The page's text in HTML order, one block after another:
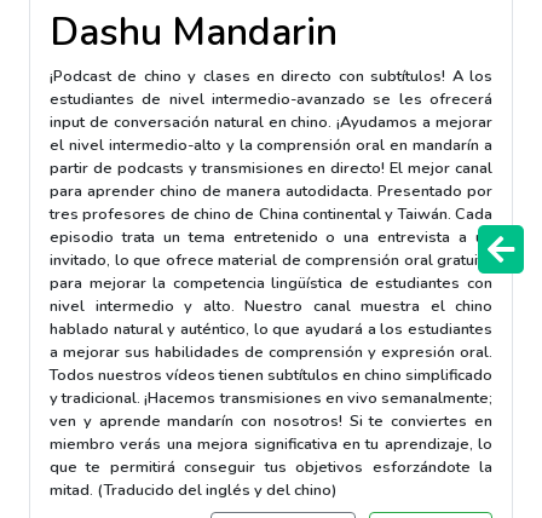
Dashu Mandarin
¡Podcast de chino y clases en directo con subtítulos! A los
estudiantes de nivel intermedio-avanzado se les ofrecerá
input de conversación natural en chino. ¡Ayudamos a mejorar
el nivel intermedio-alto y la comprensión oral en mandarín a
partir de podcasts y transmisiones en directo! El mejor canal
para aprender chino de manera autodidacta. Presentado por
tres profesores de chino de China continental y Taiwán. Cada
episodio trata un tema entretenido o una entrevista a un
invitado, lo que ofrece material de comprensión oral gratuito
para mejorar la competencia lingüística de estudiantes con
nivel intermedio y alto. Nuestro canal muestra el chino
hablado natural y auténtico, lo que ayudará a los estudiantes
a mejorar sus habilidades de comprensión y expresión oral.
Todos nuestros vídeos tienen subtítulos en chino simplificado
y tradicional. ¡Hacemos transmisiones en vivo semanalmente;
ven y aprende mandarín con nosotros! Si te conviertes en
miembro verás una mejora significativa en tu aprendizaje, lo
que te permitirá conseguir tus objetivos esforzándote la
mitad. (Traducido del inglés y del chino)